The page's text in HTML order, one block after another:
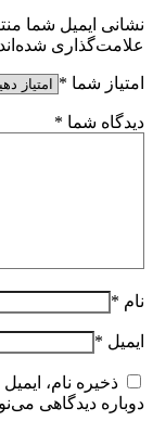
نشانی ایمیل شما
علامت‌گذاری شده‌اند
امتیاز شما *
دیدگاه شما *
نام *
ایمیل *
ذخیره نام،
دوباره دیدگاهی